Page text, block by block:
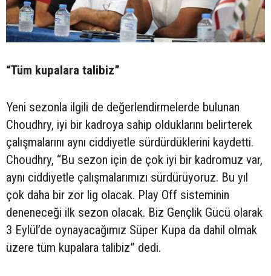
“Tüm kupalara talibiz”
Yeni sezonla ilgili de değerlendirmelerde bulunan
Choudhry, iyi bir kadroya sahip olduklarını belirterek
çalışmalarını aynı ciddiyetle sürdürdüklerini kaydetti.
Choudhry, “Bu sezon için de çok iyi bir kadromuz var,
aynı ciddiyetle çalışmalarımızı sürdürüyoruz. Bu yıl
çok daha bir zor lig olacak. Play Off sisteminin
deneneceği ilk sezon olacak. Biz Gençlik Gücü olarak
3 Eylül’de oynayacağımız Süper Kupa da dahil olmak
üzere tüm kupalara talibiz” dedi.